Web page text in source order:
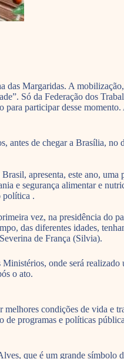
das Margaridas. A
Só da Federação dos
participar desse
antes de chegar a Brasília,
apresenta, este ano,
e segurança alimentar e
política .
vez, na presidência do
das diferentes idades,
de França (Silvia).
onde será
o ato.
condições de vida e
programas e políticas
que é um grande símbolo